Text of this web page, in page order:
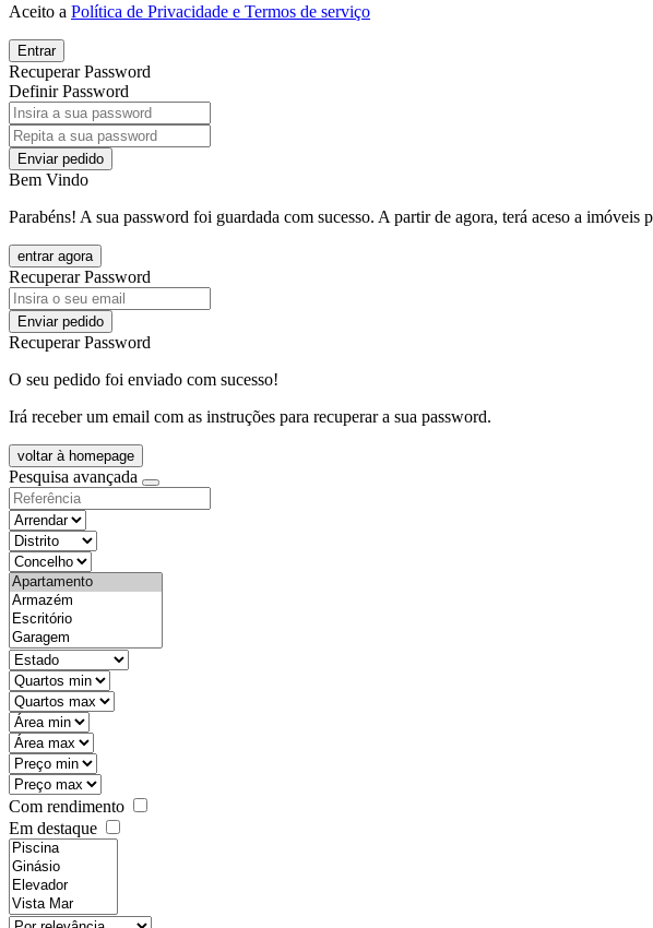
Aceito a Política de Privacidade e Termos de serviço
Entrar
Recuperar Password
Definir Password
Enviar pedido
Bem Vindo
Parabéns! A sua password foi guardada com sucesso. A partir de agora, terá aceso a imóveis
entrar agora
Recuperar Password
Enviar pedido
Recuperar Password
O seu pedido foi enviado com sucesso!
Irá receber um email com as instruções para recuperar a sua password.
voltar à homepage
Pesquisa avançada
objective
districtId
countyId
types
state
mintypo
maxtypo
minarea
maxarea
minprice
maxprice
Com rendimento
Em destaque
features